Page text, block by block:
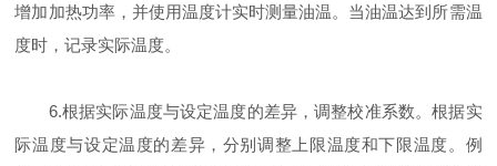
增加加热功率，并使用温度计实时测量油温。当油温达到所需温
度时，记录实际温度。
6.根据实际温度与设定温度的差异，调整校准系数。根据实
际温度与设定温度的差异，分别调整上限温度和下限温度。例